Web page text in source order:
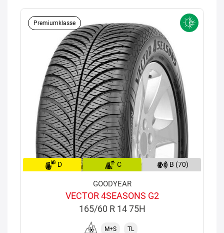
Premiumklasse
D C B (70)
GOODYEAR
VECTOR 4SEASONS G2
165/60 R 14 75H
M+S TL